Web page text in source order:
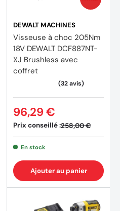
DEWALT MACHINES
Visseuse à choc 205Nm
18V DEWALT DCF887NT-
XJ Brushless avec
coffret
Prix conseillé :258,00 €
96,29 €
En stock
Ajouter au panier